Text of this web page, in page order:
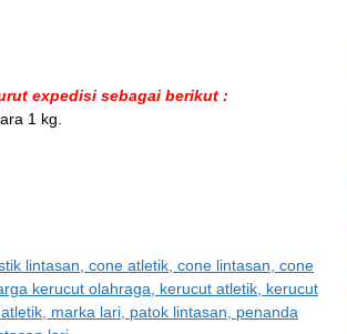
expedisi sebagai berikut :
1 kg.